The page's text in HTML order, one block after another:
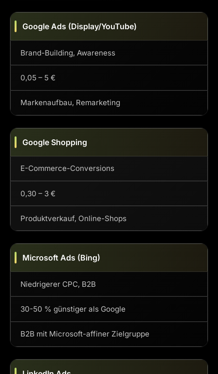
Google Ads (Display/YouTube)
Brand-Building, Awareness
0,05 – 5 €
Markenaufbau, Remarketing
Google Shopping
E-Commerce-Conversions
0,30 – 3 €
Produktverkauf, Online-Shops
Microsoft Ads (Bing)
Niedrigerer CPC, B2B
30-50 % günstiger als Google
B2B mit Microsoft-affiner Zielgruppe